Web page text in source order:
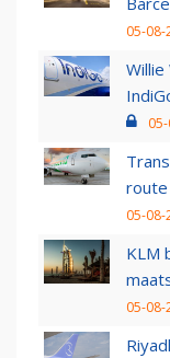
05-08-
route
05-08-
KLM
05-08-